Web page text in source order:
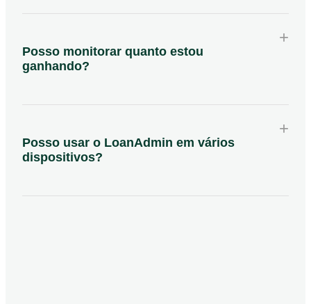
Posso monitorar quanto estou
ganhando?
+
Posso usar o LoanAdmin em vários
dispositivos?
+